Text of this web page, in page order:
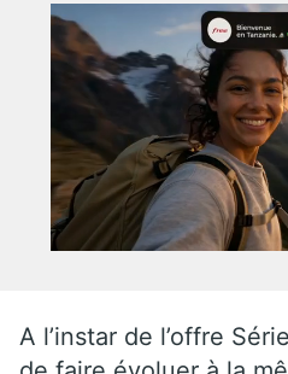
A l’instar de l’offre